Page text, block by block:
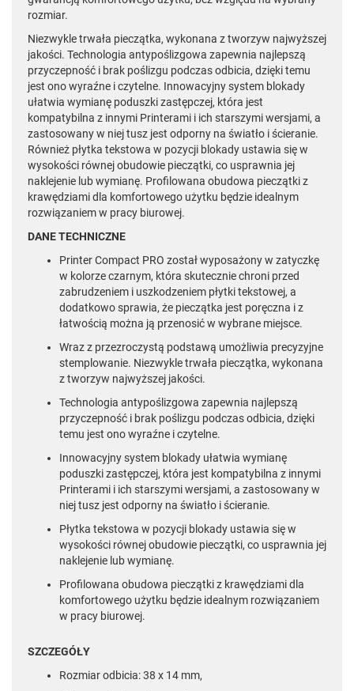
rozmiar.
Niezwykle trwała pieczątka, wykonana z tworzyw najwyższej
jakości. Technologia antypoślizgowa zapewnia najlepszą
przyczepność i brak poślizgu podczas odbicia, dzięki temu
jest ono wyraźne i czytelne. Innowacyjny system blokady
ułatwia wymianę poduszki zastępczej, która jest
kompatybilna z innymi Printerami i ich starszymi wersjami, a
zastosowany w niej tusz jest odporny na światło i ścieranie.
Również płytka tekstowa w pozycji blokady ustawia się w
wysokości równej obudowie pieczątki, co usprawnia jej
naklejenie lub wymianę. Profilowana obudowa pieczątki z
krawędziami dla komfortowego użytku będzie idealnym
rozwiązaniem w pracy biurowej.
DANE TECHNICZNE
Printer Compact PRO został wyposażony w zatyczkę
w kolorze czarnym, która skutecznie chroni przed
zabrudzeniem i uszkodzeniem płytki tekstowej, a
dodatkowo sprawia, że pieczątka jest poręczna i z
łatwością można ją przenosić w wybrane miejsce.
Wraz z przezroczystą podstawą umożliwia precyzyjne
stemplowanie. Niezwykle trwała pieczątka, wykonana
z tworzyw najwyższej jakości.
Technologia antypoślizgowa zapewnia najlepszą
przyczepność i brak poślizgu podczas odbicia, dzięki
temu jest ono wyraźne i czytelne.
Innowacyjny system blokady ułatwia wymianę
poduszki zastępczej, która jest kompatybilna z innymi
Printerami i ich starszymi wersjami, a zastosowany w
niej tusz jest odporny na światło i ścieranie.
Płytka tekstowa w pozycji blokady ustawia się w
wysokości równej obudowie pieczątki, co usprawnia jej
naklejenie lub wymianę.
Profilowana obudowa pieczątki z krawędziami dla
komfortowego użytku będzie idealnym rozwiązaniem
w pracy biurowej.
SZCZEGÓŁY
Rozmiar odbicia: 38 x 14 mm,